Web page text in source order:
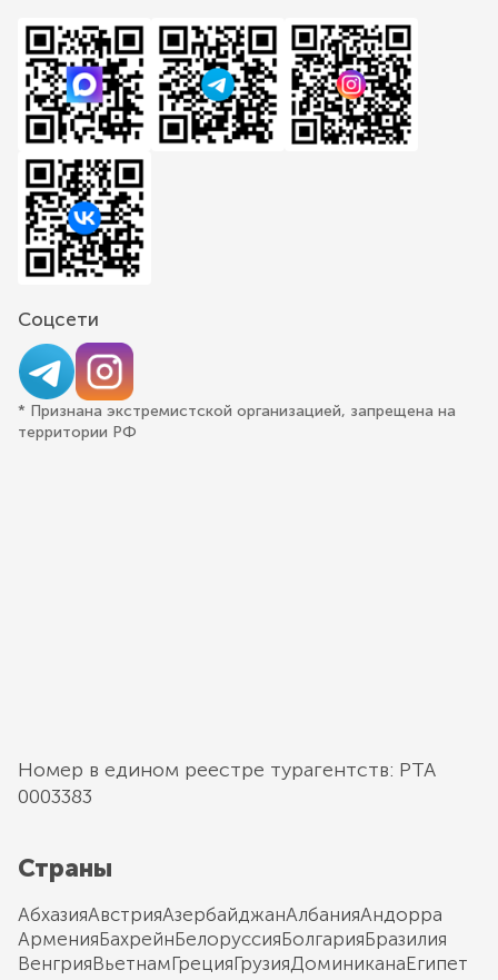
Соцсети
* Признана экстремистской организацией, запрещена на
территории РФ
Номер в едином реестре турагентств: РТА
0003383
Страны
АбхазияАвстрияАзербайджанАлбанияАндорра
АрменияБахрейнБелоруссияБолгарияБразилия
ВенгрияВьетнамГрецияГрузияДоминиканаЕгипет